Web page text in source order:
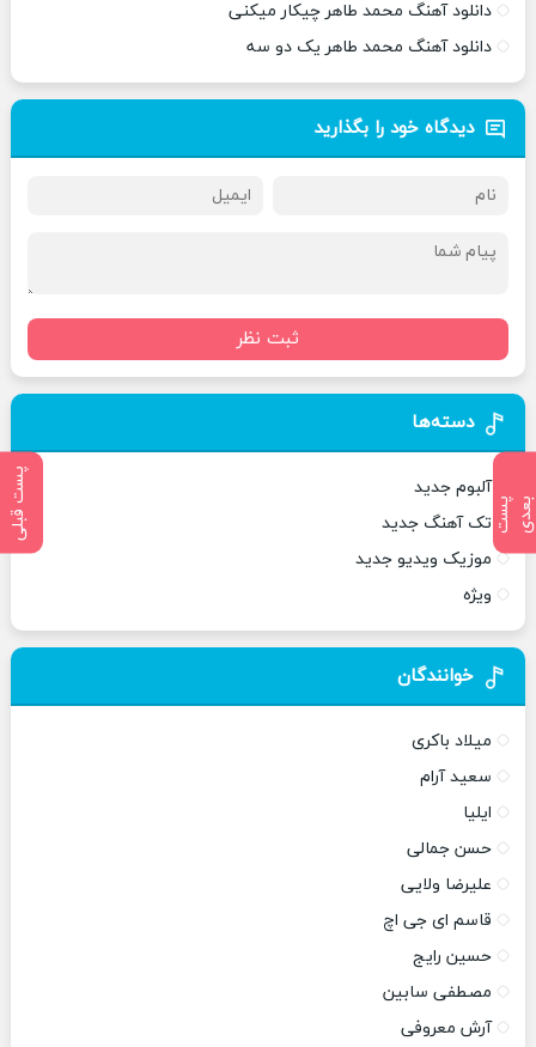
پ
س
ت
ب
ع
د ی پست قبلی
دانلود آهنگ محمد طاهر چیکار میکنی
دانلود آهنگ محمد طاهر یک دو سه
دیدگاه خود را بگذارید
ثبت نظر
دسته‌ها
آلبوم جدید
تک آهنگ جدید
موزیک ویدیو جدید
ویژه
خوانندگان
میلاد باکری
سعید آرام
ایلیا
حسن جمالی
علیرضا ولایی
قاسم ای جی اچ
حسین رایج
مصطفی سابین
آرش معروفی